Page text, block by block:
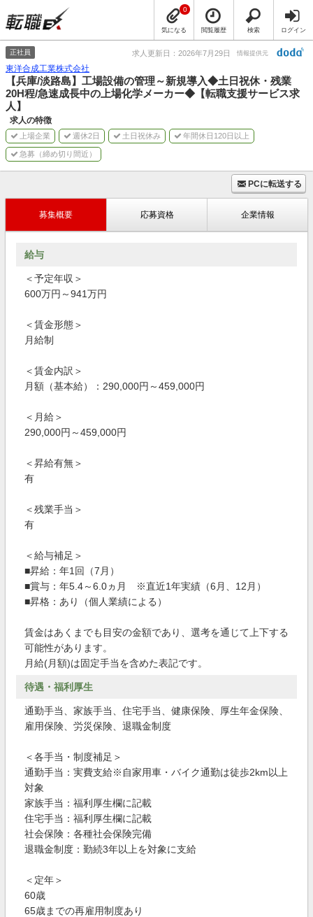
気になる
0
閲覧履歴 検索 ログイン
正社員 求人更新日：2026年7月29日 情報提供元
東洋合成工業株式会社
【兵庫/淡路島】工場設備の管理～新規導入◆土日祝休・残業
20H程/急速成長中の上場化学メーカー◆【転職支援サービス求
人】
求人の特徴
上場企業 週休2日 土日祝休み 年間休日120日以上
急募（締め切り間近）
PCに転送する
募集概要 応募資格 企業情報
給与
＜予定年収＞
600万円～941万円
＜賃金形態＞
月給制
＜賃金内訳＞
月額（基本給）：290,000円～459,000円
＜月給＞
290,000円～459,000円
＜昇給有無＞
有
＜残業手当＞
有
＜給与補足＞
■昇給：年1回（7月）
■賞与：年5.4～6.0ヵ月 ※直近1年実績（6月、12月）
■昇格：あり（個人業績による）
賃金はあくまでも目安の金額であり、選考を通じて上下する
可能性があります。
月給(月額)は固定手当を含めた表記です。
待遇・福利厚生
通勤手当、家族手当、住宅手当、健康保険、厚生年金保険、
雇用保険、労災保険、退職金制度
＜各手当・制度補足＞
通勤手当：実費支給※自家用車・バイク通勤は徒歩2km以上
対象
家族手当：福利厚生欄に記載
住宅手当：福利厚生欄に記載
社会保険：各種社会保険完備
退職金制度：勤続3年以上を対象に支給
＜定年＞
60歳
65歳までの再雇用制度あり